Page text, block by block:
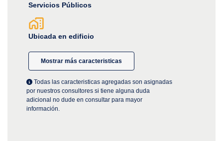
Servicios Públicos
Ubicada en edificio
Mostrar más caracteristicas
Todas las caracteristicas agregadas son asignadas
por nuestros consultores si tiene alguna duda
adicional no dude en consultar para mayor
información.